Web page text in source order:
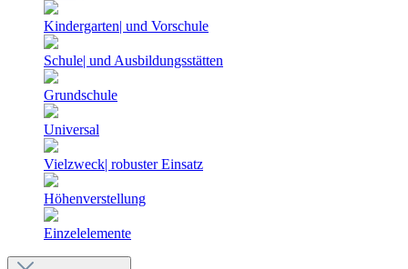
Kindergarten| und Vorschule
Schule| und Ausbildungsstätten
Grundschule
Universal
Vielzweck| robuster Einsatz
Höhenverstellung
Einzelelemente